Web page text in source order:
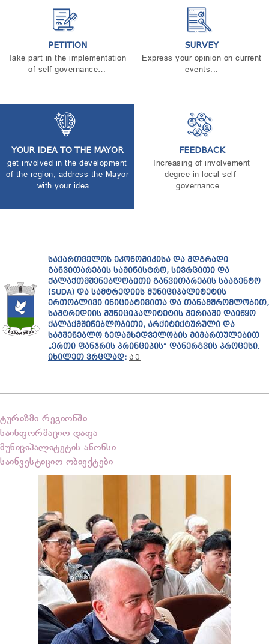
REPORT TO BE SUBMITTED TO PRESIDENT AND
REQUEST OF PUBLIC INFORMATION
PERSONAL DATA PROTECTION OFFICER
LEGAL DECISIONS
PETITION
Take part in the implementation
of self-governance…
SURVEY
Express your opinion on current
events...
YOUR IDEA TO THE MAYOR
get involved in the development
of the region, address the Mayor
with your idea…
FEEDBACK
Increasing of involvement
degree in local self-
governance...
ᲡᲐᲥᲐᲠᲗᲕᲔᲚᲝᲡ ᲔᲙᲝᲜᲝᲛᲘᲙᲘᲡᲐ ᲓᲐ ᲛᲓᲒᲠᲐᲓᲘ
ᲒᲐᲜᲕᲘᲗᲐᲠᲔᲑᲘᲡ ᲡᲐᲛᲘᲜᲘᲡᲢᲠᲝ, ᲡᲘᲕᲠᲪᲘᲗᲘ ᲓᲐ
ᲥᲐᲚᲐᲥᲗᲛᲨᲔᲜᲔᲑᲚᲝᲑᲘᲗᲘ ᲒᲐᲜᲕᲘᲗᲐᲠᲔᲑᲘᲡ ᲡᲐᲐᲒᲔᲜᲢᲝ
(SUDA) ᲓᲐ ᲡᲐᲛᲢᲠᲔᲓᲘᲘᲡ ᲛᲣᲜᲘᲪᲘᲞᲐᲚᲘᲢᲔᲢᲘᲡ
ᲔᲠᲗᲝᲑᲚᲘᲕᲘ ᲘᲜᲘᲪᲘᲐᲢᲘᲕᲘᲗᲐ ᲓᲐ ᲗᲐᲜᲐᲛᲨᲠᲝᲛᲚᲝᲑᲘᲗ,
ᲡᲐᲛᲢᲠᲔᲓᲘᲘᲡ ᲛᲣᲜᲘᲪᲘᲞᲐᲚᲘᲢᲔᲢᲘᲡ ᲛᲔᲠᲘᲐᲨᲘ ᲓᲐᲘᲬᲧᲝ
ᲥᲐᲚᲐᲥᲛᲨᲔᲜᲔᲑᲚᲝᲑᲘᲗᲘ, ᲐᲠᲥᲘᲢᲔᲥᲢᲣᲠᲣᲚᲘ ᲓᲐ
ᲡᲐᲛᲨᲔᲜᲔᲑᲚᲝ ᲖᲔᲓᲐᲛᲮᲔᲓᲕᲔᲚᲝᲑᲘᲡ ᲛᲘᲛᲐᲠᲗᲣᲚᲔᲑᲘᲗ
„ᲔᲠᲗᲘ ᲤᲐᲜᲯᲠᲘᲡ ᲞᲠᲘᲜᲪᲘᲞᲘᲡ“ ᲓᲐᲜᲔᲠᲒᲕᲘᲡ ᲞᲠᲝᲪᲔᲡᲘ.
ᲘᲮᲘᲚᲔᲗ ᲕᲠᲪᲚᲐᲓ: ᲐᲥ
ტურიზმი რეგიონში
საინფორმაციო დაფა
მუნიციპალიტეტის ანონსი
საინვესტიციო ობიექტები